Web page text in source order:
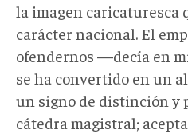
la imagen caricaturesca
carácter nacional. El
ofendernos —decía en
se ha convertido en un
un signo de distinción y
cátedra magistral;